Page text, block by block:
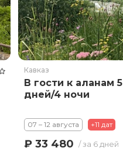
Кавказ
В гости к аланам 5
дней/4 ночи
07 – 12 августа +11 дат
₽ 33 480 / за 6 дней